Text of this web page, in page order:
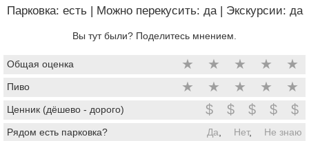
Парковка: есть | Можно перекусить: да | Экскурсии: да
Вы тут были? Поделитесь мнением.
Общая оценка ★ ★ ★ ★ ★
Пиво ★ ★ ★ ★ ★
Ценник (дёшево - дорого) $ $ $ $ $
Рядом есть парковка? Да Нет,
Не знаю